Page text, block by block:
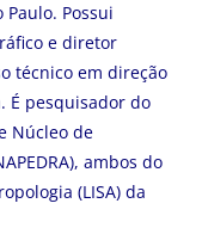
Possui
e diretor
técnico em direção
É pesquisador do
Núcleo de
ambos do
(LISA) da